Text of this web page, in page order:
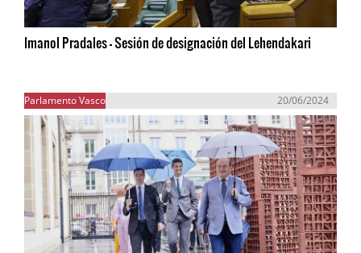
Imanol Pradales - Sesión de designación del Lehendakari
Parlamento Vasco 20/06/2024